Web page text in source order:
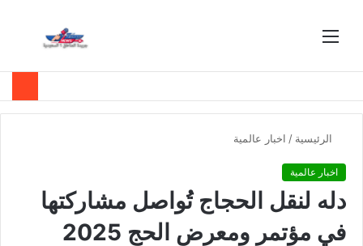
الرئيسية / اخبار عالمية
اخبار عالمية
دله لنقل الحجاج تُواصل مشاركتها
في مؤتمر ومعرض الحج 2025